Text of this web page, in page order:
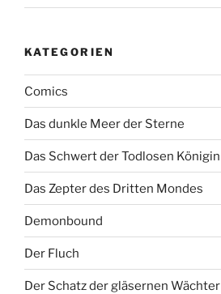
KATEGORIEN
Comics
Das dunkle Meer der Sterne
Das Schwert der Todlosen Königin
Das Zepter des Dritten Mondes
Demonbound
Der Fluch
Der Schatz der gläsernen Wächter